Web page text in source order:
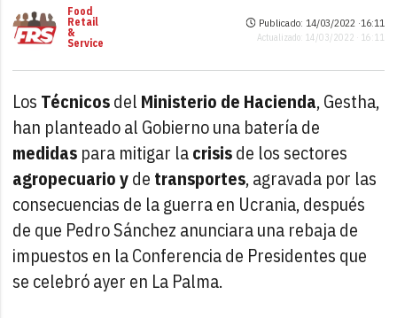
Food
Retail
&
Service
Publicado: 14/03/2022 ·16:11
Actualizado: 14/03/2022 · 16:11
Los Técnicosdel Ministerio de Hacienda, Gestha,
han planteado al Gobierno una batería de
medidas para mitigar lacrisisde los sectores
agropecuario yde transportes, agravada por las
consecuencias de la guerra en Ucrania, después
de que Pedro Sánchez anunciara una rebaja de
impuestos en la Conferencia de Presidentes que
se celebró ayer en La Palma.